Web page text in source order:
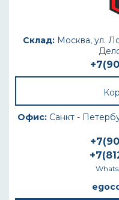
Склад:Москва, ул.
Офис: Санкт -